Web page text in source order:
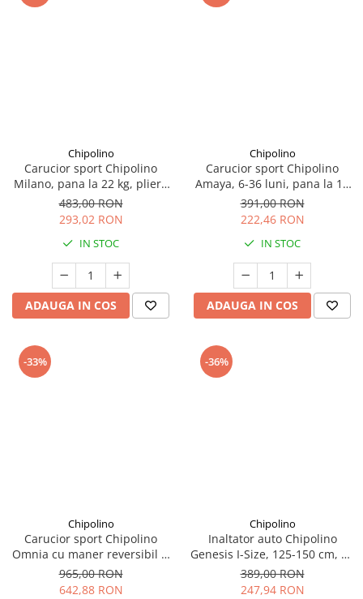
Chipolino
Carucior sport Chipolino
Milano, pana la 22 kg, pliere
cu o singura mana, tip
umbrela, ultra-usor 5.6 kg -
483,00 RON
293,02 RON
IN STOC
ADAUGA IN COS
Chipolino
Carucior sport Chipolino
Amaya, 6-36 luni, pana la 15
kg, pliere cu o singura mana,
tip umbrela, ultra-usor 4.9 kg
391,00 RON
222,46 RON
IN STOC
ADAUGA IN COS
-33%
Chipolino
Carucior sport Chipolino
Omnia cu maner reversibil si
husa picioare, Cashmere
965,00 RON
642,88 RON
-36%
Chipolino
Inaltator auto Chipolino
Genesis I-Size, 125-150 cm, cu
sistem Isofix, Noir
389,00 RON
247,94 RON